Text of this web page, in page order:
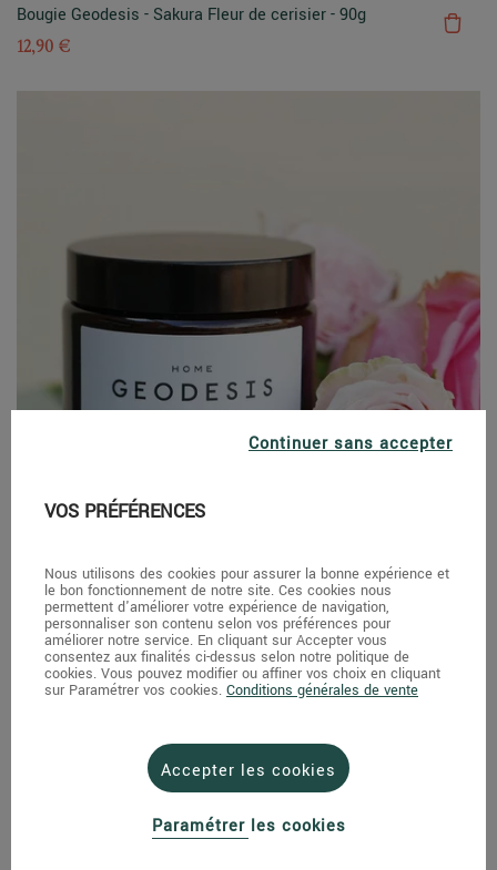
Bougie Geodesis - Sakura Fleur de cerisier - 90g
12,90 €
Bougie Geodesis - Tiaré - 90g
12,90 €
Continuer sans accepter
VOS PRÉFÉRENCES
Nous utilisons des cookies pour assurer la bonne expérience et
le bon fonctionnement de notre site. Ces cookies nous
permettent d'améliorer votre expérience de navigation,
personnaliser son contenu selon vos préférences pour
améliorer notre service. En cliquant sur Accepter vous
consentez aux finalités ci-dessus selon notre politique de
cookies. Vous pouvez modifier ou affiner vos choix en cliquant
sur Paramétrer vos cookies. Conditions générales de vente
Accepter les cookies
Paramétrer les cookies